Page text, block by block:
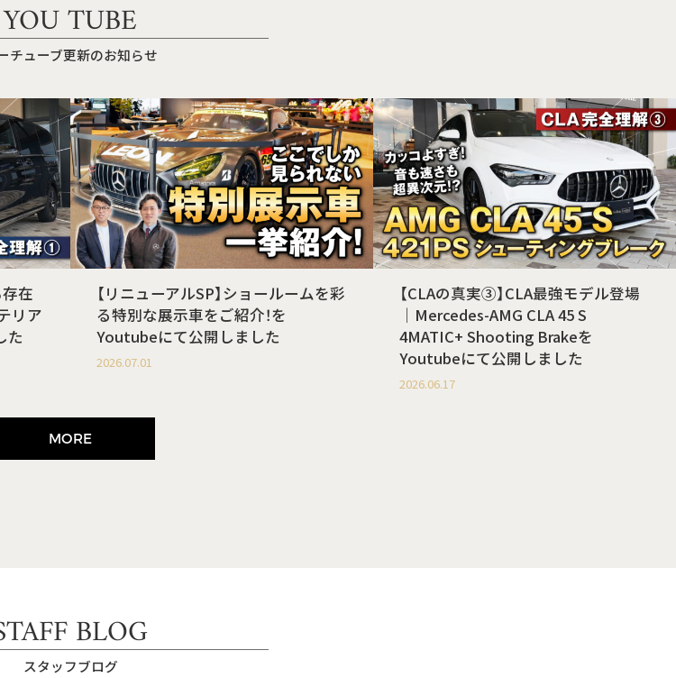
YOU TUBE
チューブ更新のお知らせ
在
リア
た
【リニューアルSP】ショールームを彩
る特別な展示車をご紹介！を
Youtubeにて公開しました
2026.07.01
【CLAの真実③】CLA最強モデル登場
｜Mercedes-AMG CLA 45 S
4MATIC+ Shooting Brakeを
Youtubeにて公開しました
2026.06.17
MORE
BLOG
スタッフブログ